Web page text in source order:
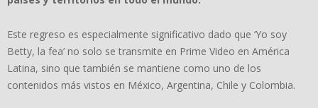
Este regreso es especialmente significativo dado que ‘Yo soy
Betty, la fea’ no solo se transmite en Prime Video en América
Latina, sino que también se mantiene como uno de los
contenidos más vistos en México, Argentina, Chile y Colombia.